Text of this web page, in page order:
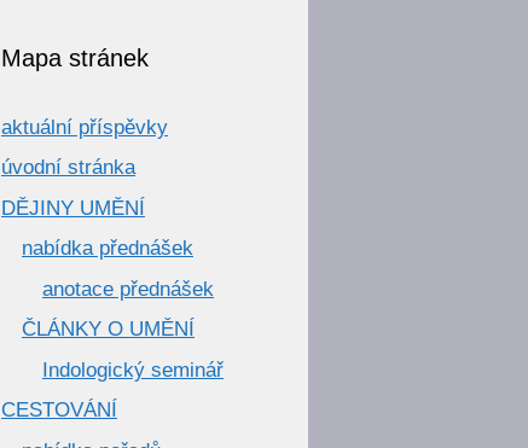
Mapa stránek
aktuální příspěvky
úvodní stránka
DĚJINY UMĚNÍ
nabídka přednášek
anotace přednášek
ČLÁNKY O UMĚNÍ
Indologický seminář
CESTOVÁNÍ